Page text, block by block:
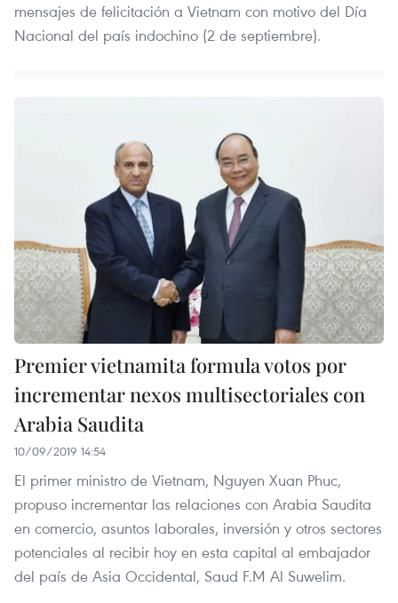
mensajes de felicitación a Vietnam con motivo del Día
Nacional del país indochino (2 de septiembre).
Premier vietnamita formula votos por
incrementar nexos multisectoriales con
Arabia Saudita
10/09/2019 14:54
El primer ministro de Vietnam, Nguyen Xuan Phuc,
propuso incrementar las relaciones con Arabia Saudita
en comercio, asuntos laborales, inversión y otros sectores
potenciales al recibir hoy en esta capital al embajador
del país de Asia Occidental, Saud F.M Al Suwelim.